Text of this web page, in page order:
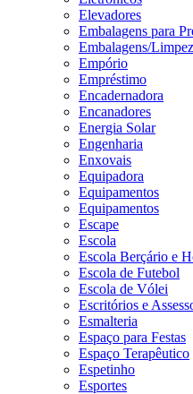
Elevadores
Embalagens para
Embalagens/
Empório
Empréstimo
Encadernadora
Encanadores
Energia Solar
Engenharia
Enxovais
Equipadora
Equipamentos
Equipamentos
Escape
Escola
Escola Berçário e
Escola de Futebol
Escola de Vólei
Escritórios e
Esmalteria
Espaço para Festas
Espaço Terapêutico
Espetinho
Esportes